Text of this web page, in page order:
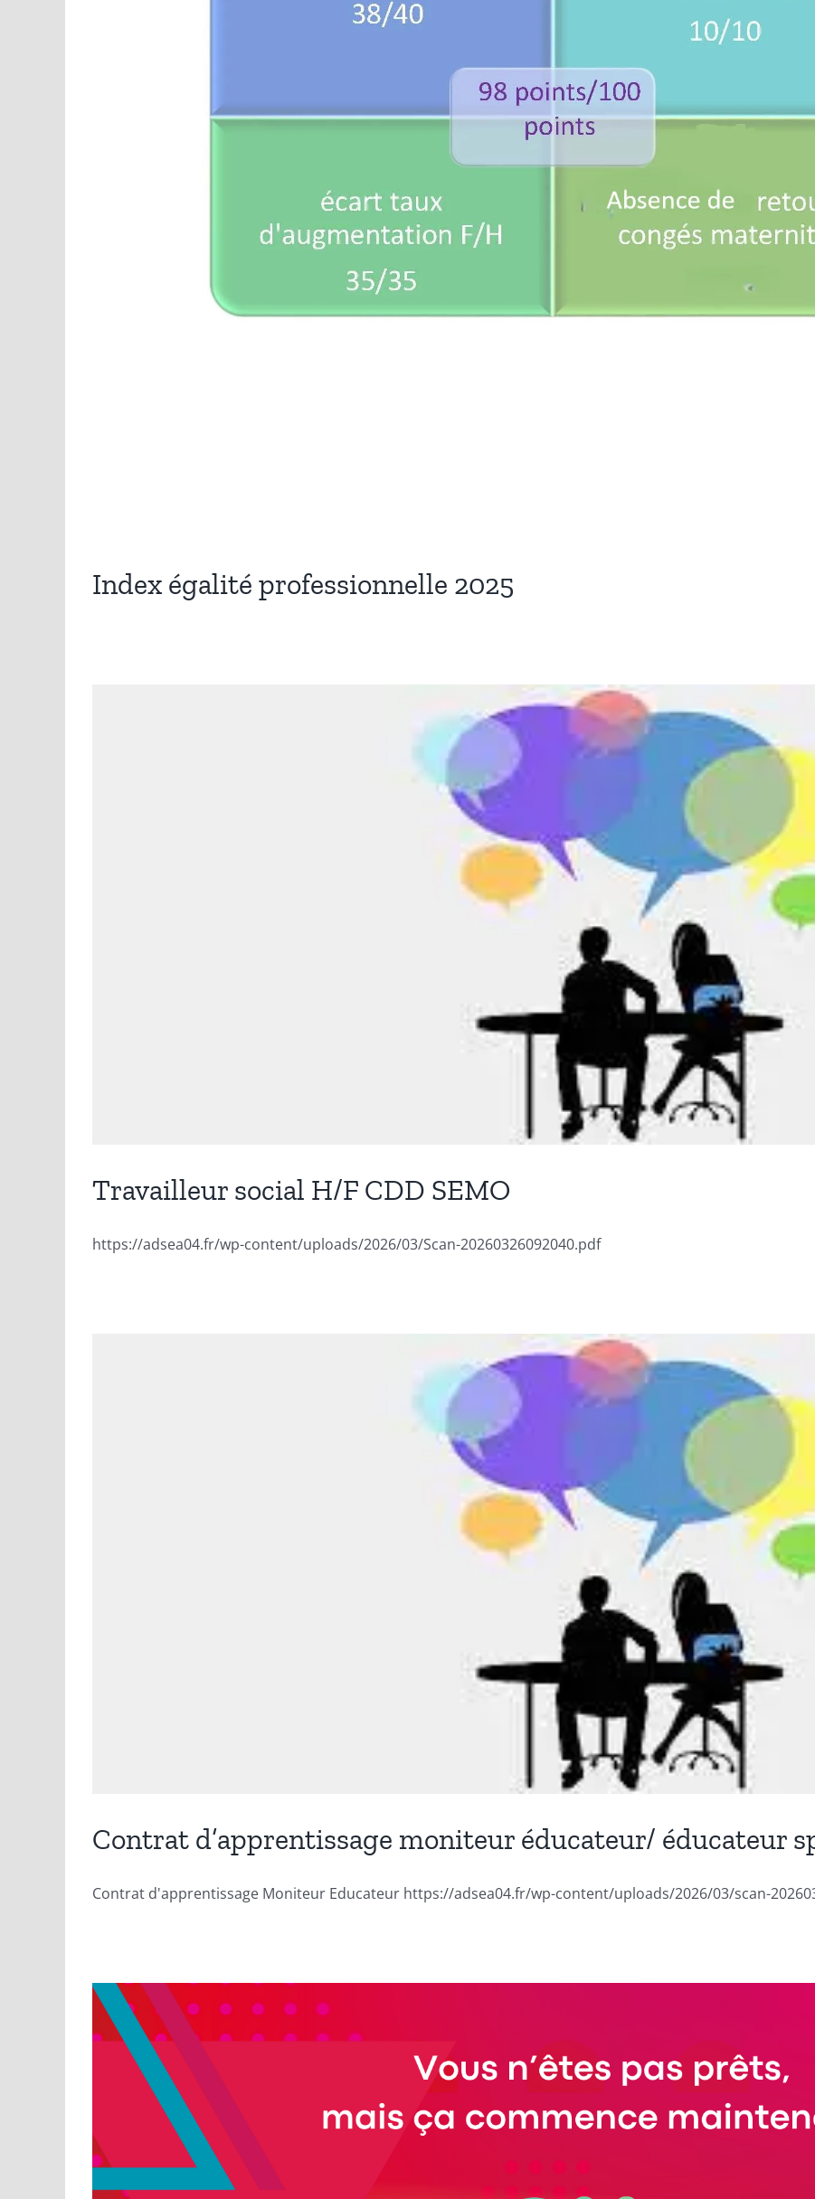
Index égalité professionnelle 2025
Travailleur social H/F CDD SEMO
https://adsea04.fr/wp-content/uploads/2026/03/Scan-20260326092040.pdf
Contrat d’apprentissage moniteur éducateur/ éducateur
Contrat d'apprentissage Moniteur Educateur https://adsea04.fr/wp-content/uploads/2026/03/scan-